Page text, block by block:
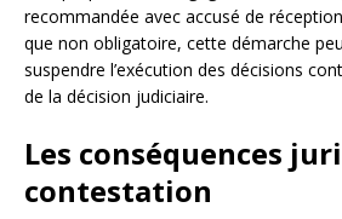
recommandée avec accusé de
que non obligatoire, cette démarche
suspendre l’exécution des décisions
de la décision judiciaire.
Les conséquences
contestation